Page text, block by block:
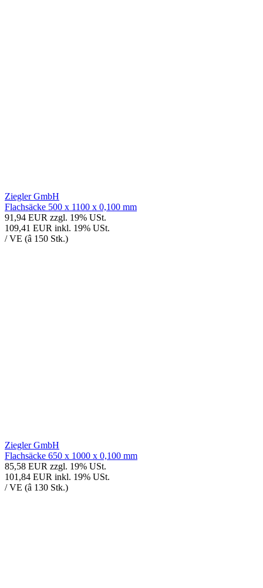
Ziegler GmbH
Flachsäcke 500 x 1100 x 0,100 mm
91,94 EUR zzgl. 19% USt.
109,41 EUR inkl. 19% USt.
/ VE (â 150 Stk.)
Ziegler GmbH
Flachsäcke 650 x 1000 x 0,100 mm
85,58 EUR zzgl. 19% USt.
101,84 EUR inkl. 19% USt.
/ VE (â 130 Stk.)